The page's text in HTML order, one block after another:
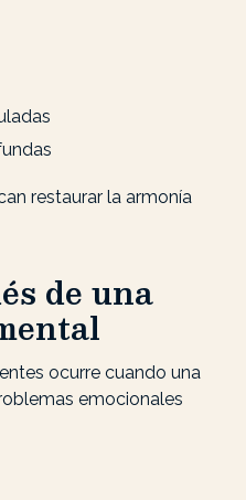
restaurar la armonía
de una
ocurre cuando una
emocionales